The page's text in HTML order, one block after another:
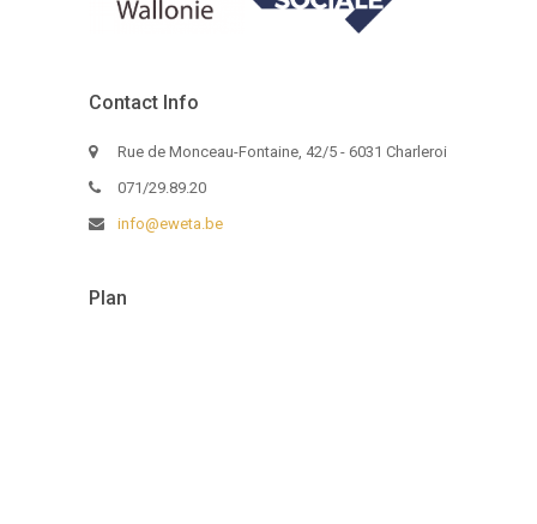
Contact Info
Rue de Monceau-Fontaine, 42/5 - 6031 Charleroi
071/29.89.20
info@eweta.be
Plan